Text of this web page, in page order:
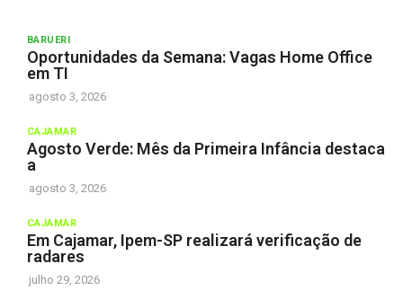
BARUERI
Oportunidades da Semana: Vagas Home Office
em TI
agosto 3, 2026
CAJAMAR
Agosto Verde: Mês da Primeira Infância destaca
a
agosto 3, 2026
CAJAMAR
Em Cajamar, Ipem-SP realizará verificação de
radares
julho 29, 2026